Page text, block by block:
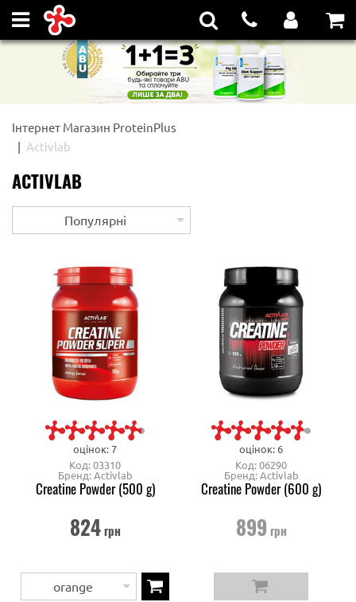
Інтернет Магазин ProteinPlus
Activlab
ACTIVLAB
Популярні
оцінок: 7
Код: 03310
Бренд: Activlab
Creatine Powder (500 g)
824грн
orange
оцінок: 6
Код: 06290
Бренд: Activlab
Creatine Powder (600 g)
899 грн